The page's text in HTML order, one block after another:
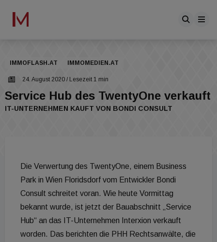
IMMOFLASH.AT IMMOMEDIEN.AT
24. August 2020 / Lesezeit 1 min
Service Hub des TwentyOne verkauft
IT-UNTERNEHMEN KAUFT VON BONDI CONSULT
Die Verwertung des TwentyOne, einem Business
Park in Wien Floridsdorf vom Entwickler Bondi
Consult schreitet voran. Wie heute Vormittag
bekannt wurde, ist jetzt der Bauabschnitt „Service
Hub“ an das IT-Unternehmen Interxion verkauft
worden. Das berichten die PHH Rechtsanwälte, die